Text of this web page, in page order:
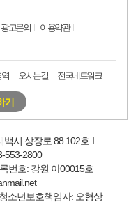
광고문의
이용약관
오시는길 전국네트워크
기
백시 상장로 88 102호
553-2800
번호: 강원 아00015호
청소년보호책임자: 오형상